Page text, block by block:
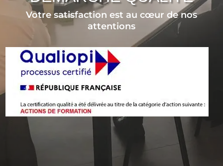
Votre satisfaction est au cœur de nos
attentions